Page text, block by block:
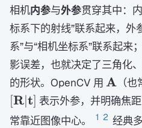
相机内参与外参贯穿其中：
标系下的射线”联系起来，外
系”与“相机坐标系”联系起来
影误差，也就决定了三角化
的形状。OpenCV 用
A
A （
[R∣t] 表示外参，并明确焦
常靠近图像中心。
1 2 经典